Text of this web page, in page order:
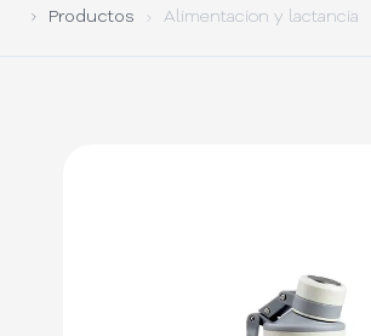
Productos Alimentacion y lactancia